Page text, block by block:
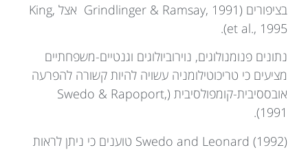
בציפורים (Grindlinger & Ramsay, 1991 אצל King,
et al., 1995).
נתונים פנומנולוגים, נוירוביולוגים וגנטיים-משפחתיים
מציעים כי טריכוטילומניה עשויה להיות קשורה להפרעה
אובססיבית-קומפולסיבית (Swedo & Rapoport,
1991).
Swedo and Leonard (1992) טוענים כי ניתן לראות